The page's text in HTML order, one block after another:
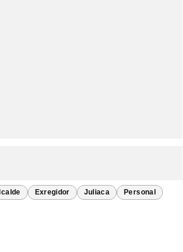
Exregidor Juliaca Personal